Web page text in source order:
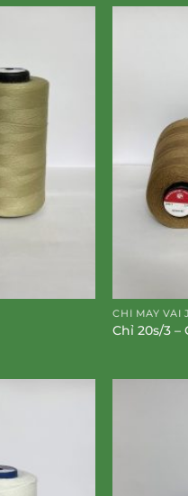
CHỈ MAY VẢI
Chỉ 20s/3 –